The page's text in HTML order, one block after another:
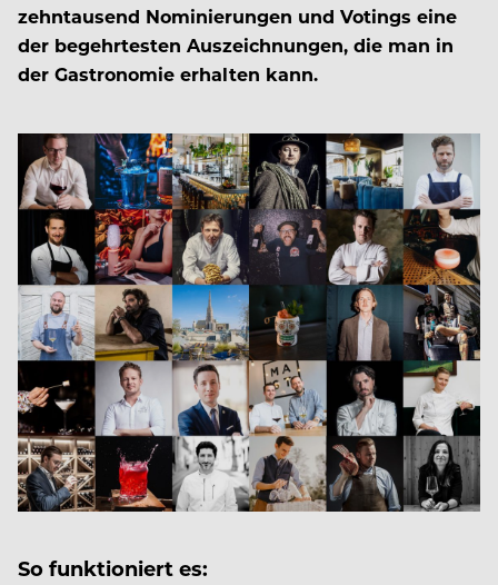
zehntausend Nominierungen und Votings eine
der begehrtesten Auszeichnungen, die man in
der Gastronomie erhalten kann.
So funktioniert es: